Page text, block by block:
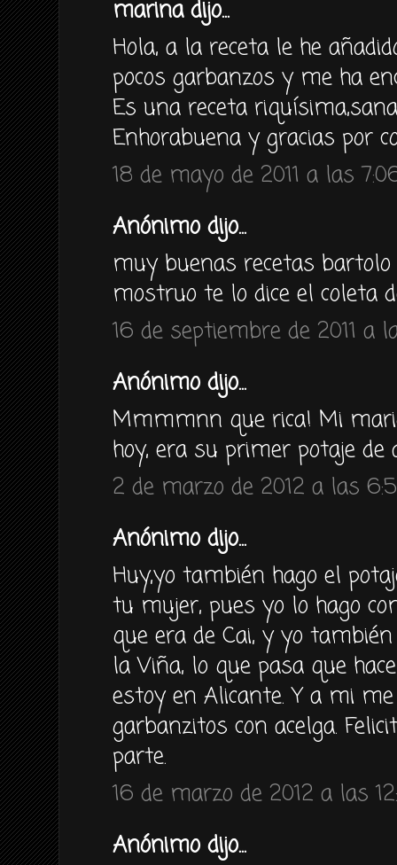
marina dijo...
Hola, a la receta le he
pocos garbanzos y me ha
Es una receta
Enhorabuena y gracias por
18 de mayo de 2011 a las
Anónimo dijo...
muy buenas recetas
mostruo te lo dice el coleta
16 de septiembre de 2011 a
Anónimo dijo...
Mmmmnn que rica! Mi
hoy, era su primer potaje de
2 de marzo de 2012 a las
Anónimo dijo...
Huy,yo también hago el
tu mujer, pues yo lo hago
que era de Cai, y yo
la Viña, lo que pasa que
estoy en Alicante. Y a mi
garbanzitos con acelga.
parte.
16 de marzo de 2012 a las
Anónimo dijo...